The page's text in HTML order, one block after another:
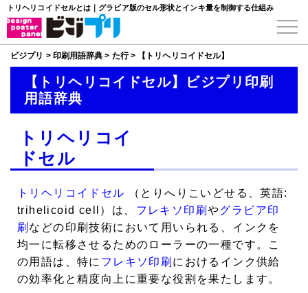
トリヘリコイドセルとは｜グラビア版のセル形状とインキ量を制御する仕組み
ビジプリ > 印刷用語辞典 > た行> 【トリヘリコイドセル】
【トリヘリコイドセル】ビジプリ印刷
用語辞典
トリヘリコイ
ドセル
トリヘリコイドセル （とりへりこいどせる、英語:
trihelicoid cell）は、 フレキソ印刷やグラビア印
刷 などの印刷技術において用いられる、インクを
均一に転移させるためのローラーの一種です。こ
の用語は、特に フレキソ印刷 におけるインク供給
の効率化と精度向上に重要な役割を果たします。